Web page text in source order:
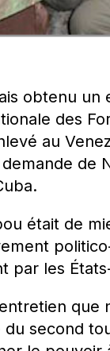
obtenu
des
au
de
était de
les
que
second